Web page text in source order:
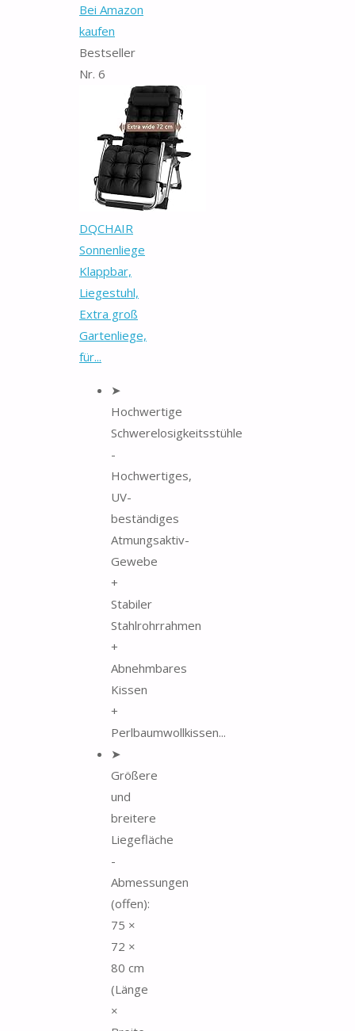
Bei Amazon
kaufen
Bestseller
Nr. 6
DQCHAIR
Sonnenliege
Klappbar,
Liegestuhl,
Extra groß
Gartenliege,
für...
➤
Hochwertige
Schwerelosigkeitsstühle
-
Hochwertiges,
UV-
beständiges
Atmungsaktiv-
Gewebe
+
Stabiler
Stahlrohrrahmen
+
Abnehmbares
Kissen
+
Perlbaumwollkissen...
➤
Größere
und
breitere
Liegefläche
-
Abmessungen
(offen):
75 ×
72 ×
80 cm
(Länge
×